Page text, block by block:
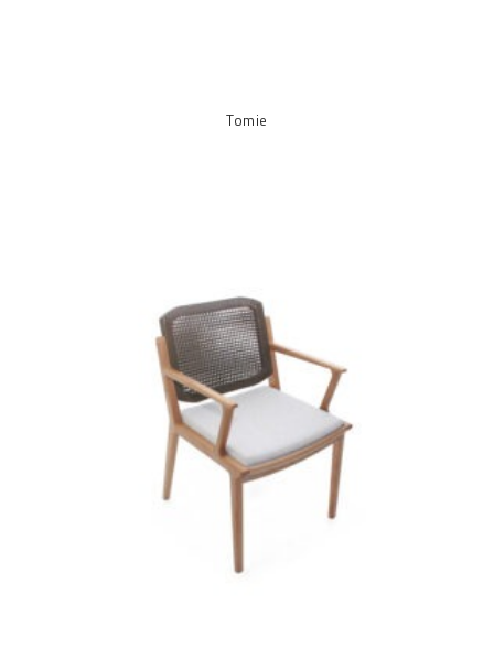
Tomie